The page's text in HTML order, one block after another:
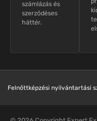
számlázás és
szerződéses
háttér.
Felnőttképzési nyilvántartási